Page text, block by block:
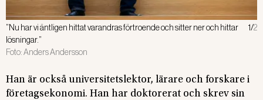
”Nu har vi äntligen hittat varandras förtroende och sitter ner och hittar
lösningar.”
Foto:Anders Andersson
1/2
Han är också universitetslektor, lärare och forskare i
företagsekonomi. Han har doktorerat och skrev sin